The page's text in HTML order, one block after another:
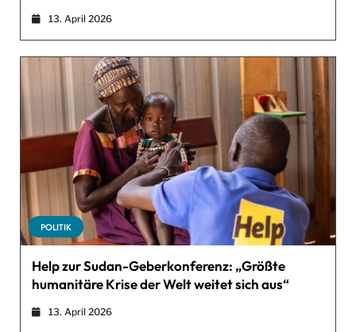
13. April 2026
POLITIK
Help zur Sudan-Geberkonferenz: „Größte
humanitäre Krise der Welt weitet sich aus“
13. April 2026